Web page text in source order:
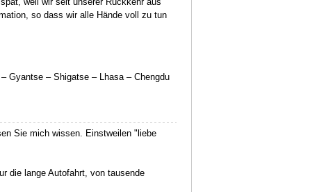
so dass wir alle Hände voll zu tun
Gyantse – Shigatse – Lhasa – Chengdu
Sie mich wissen. Einstweilen "liebe
die lange Autofahrt, von tausende